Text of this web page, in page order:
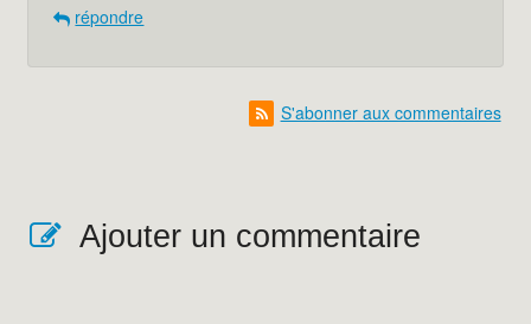
répondre
S'abonner aux commentaires
Ajouter un commentaire